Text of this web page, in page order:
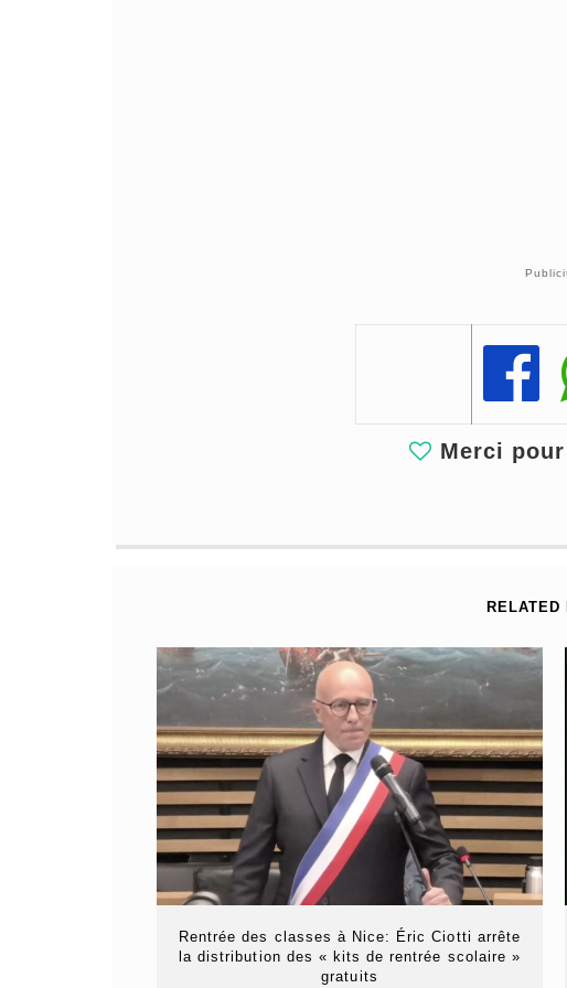
Merci
RELATED
Rentrée des classes à Nice: Éric Ciotti arrête
la distribution des « kits de rentrée scolaire »
gratuits